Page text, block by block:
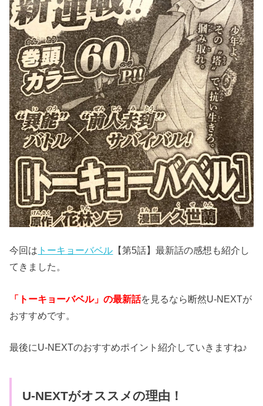
今回は トーキョーバベル 【第5話】最新話の感想も紹介し
てきました。
「トーキョーバベル」の最新話を見るなら断然U-NEXTが
おすすめです。
最後にU-NEXTのおすすめポイント紹介していきますね♪
U-NEXTがオススメの理由！